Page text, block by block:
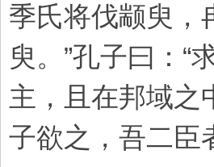
季氏将伐颛臾，
臾。”孔子曰：“
主，且在邦域之
子欲之，吾二臣